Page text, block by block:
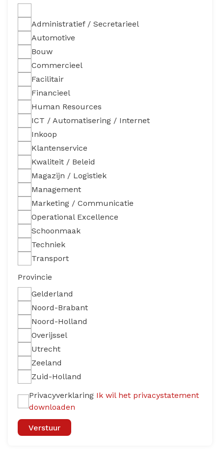
Administratief / Secretarieel
Automotive
Bouw
Commercieel
Facilitair
Financieel
Human Resources
ICT / Automatisering / Internet
Inkoop
Klantenservice
Kwaliteit / Beleid
Magazijn / Logistiek
Management
Marketing / Communicatie
Operational Excellence
Schoonmaak
Techniek
Transport
Provincie
Gelderland
Noord-Brabant
Noord-Holland
Overijssel
Utrecht
Zeeland
Zuid-Holland
Privacyverklaring Ik wil het privacystatement
downloaden
Verstuur